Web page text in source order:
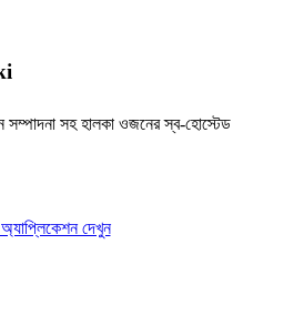
সম্পাদনা সহ হালকা ওজনের স্ব-হোস্টেড
দেখুন